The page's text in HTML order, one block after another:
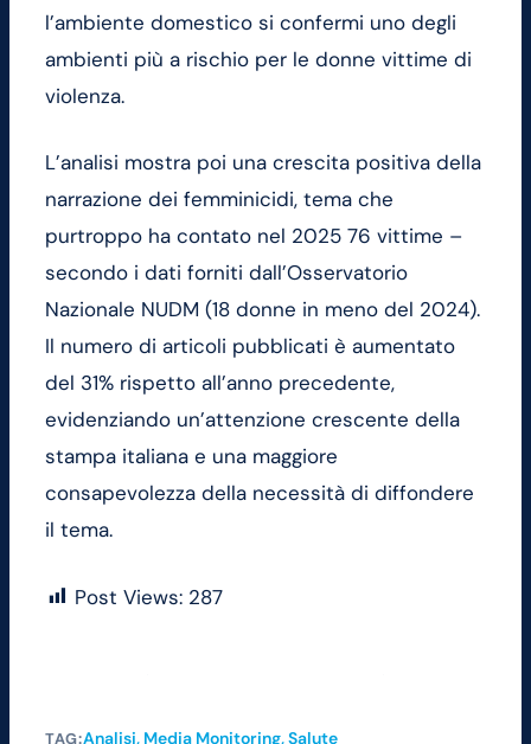
l’ambiente domestico si confermi uno degli
ambienti più a rischio per le donne vittime di
violenza.
L’analisi mostra poi una crescita positiva della
narrazione dei femminicidi, tema che
purtroppo ha contato nel 2025 76 vittime –
secondo i dati forniti dall’Osservatorio
Nazionale NUDM (18 donne in meno del 2024).
Il numero di articoli pubblicati è aumentato
del 31% rispetto all’anno precedente,
evidenziando un’attenzione crescente della
stampa italiana e una maggiore
consapevolezza della necessità di diffondere
il tema.
Post Views: 287
TAG:Analisi, Media Monitoring, Salute